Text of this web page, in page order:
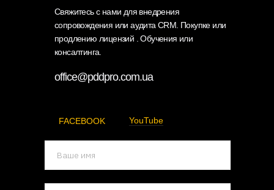
Свяжитесь с нами для внедрения
сопровождения или аудита CRM. Покупке или
продлению лицензий . Обучения или
консалтинга.
office@pddpro.com.ua
FACEBOOK YouTube